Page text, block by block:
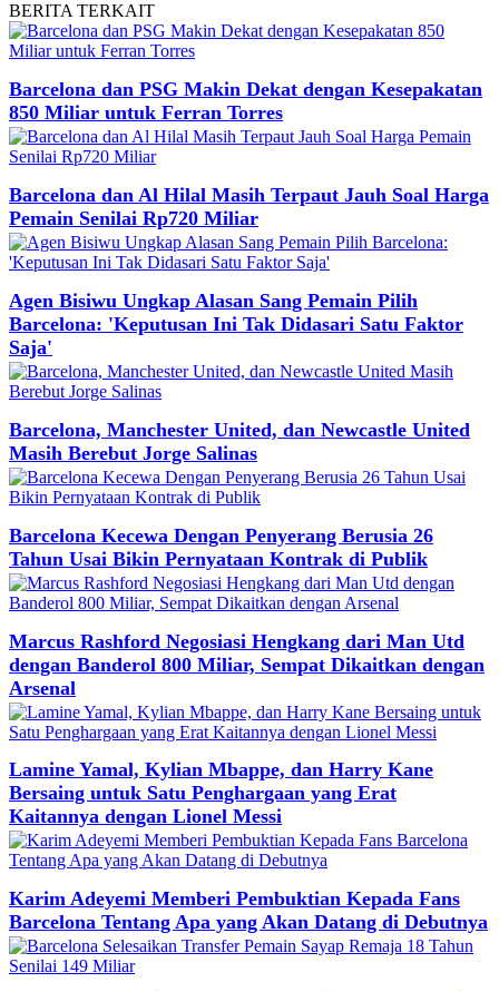
BERITA TERKAIT
Barcelona dan PSG Makin Dekat dengan Kesepakatan
850 Miliar untuk Ferran Torres
Barcelona dan Al Hilal Masih Terpaut Jauh Soal Harga
Pemain Senilai Rp720 Miliar
Agen Bisiwu Ungkap Alasan Sang Pemain Pilih
Barcelona: 'Keputusan Ini Tak Didasari Satu Faktor
Saja'
Barcelona, Manchester United, dan Newcastle United
Masih Berebut Jorge Salinas
Barcelona Kecewa Dengan Penyerang Berusia 26
Tahun Usai Bikin Pernyataan Kontrak di Publik
Marcus Rashford Negosiasi Hengkang dari Man Utd
dengan Banderol 800 Miliar, Sempat Dikaitkan dengan
Arsenal
Lamine Yamal, Kylian Mbappe, dan Harry Kane
Bersaing untuk Satu Penghargaan yang Erat
Kaitannya dengan Lionel Messi
Karim Adeyemi Memberi Pembuktian Kepada Fans
Barcelona Tentang Apa yang Akan Datang di Debutnya